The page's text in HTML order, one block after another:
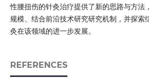
性腰扭伤的针灸治疗提供了新的思路与方法
规模、结合前沿技术研究研究机制，并探索
灸在该领域的进一步发展。
REFERENCES